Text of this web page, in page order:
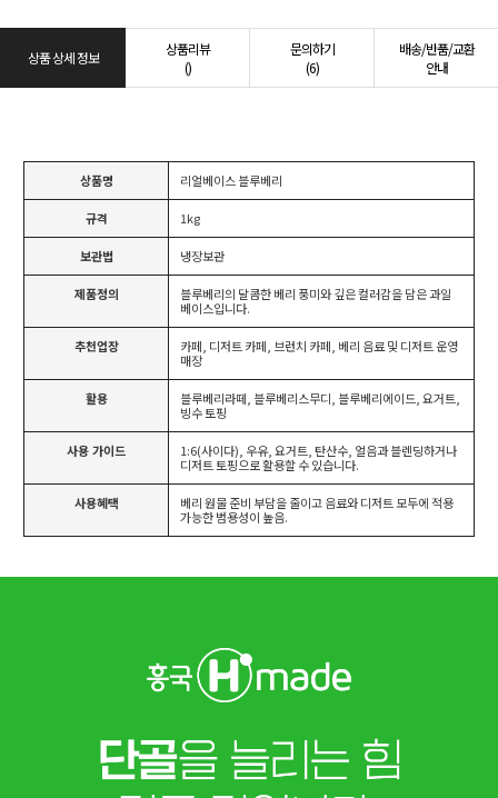
상품 상세 정보
상품리뷰
()
문의하기
(6)
배송/반품/교환
안내
상품명 리얼베이스 블루베리
규격 1kg
보관법 냉장보관
제품정의
블루베리의 달콤한 베리 풍미와 깊은 컬러감을 담은 과일
베이스입니다.
추천업장
카페, 디저트 카페, 브런치 카페, 베리 음료 및 디저트 운영
매장
활용
블루베리라떼, 블루베리스무디, 블루베리에이드, 요거트,
빙수 토핑
사용 가이드
1:6(사이다), 우유, 요거트, 탄산수, 얼음과 블렌딩하거나
디저트 토핑으로 활용할 수 있습니다.
사용혜택
베리 원물 준비 부담을 줄이고 음료와 디저트 모두에 적용
가능한 범용성이 높음.